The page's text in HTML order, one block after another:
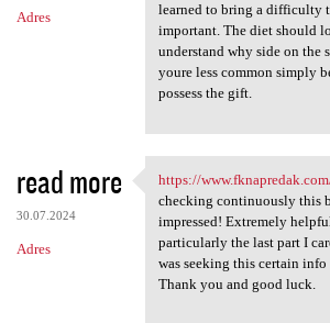
Adres
learned to bring a difficulty
important. The diet should
understand why side on the
youre less common simply
possess the gift.
read more
30.07.2024
Adres
https://
https://
checking continuously this
impressed! Extremely
particularly the last part I
was seeking this certain
Thank you and good luck.